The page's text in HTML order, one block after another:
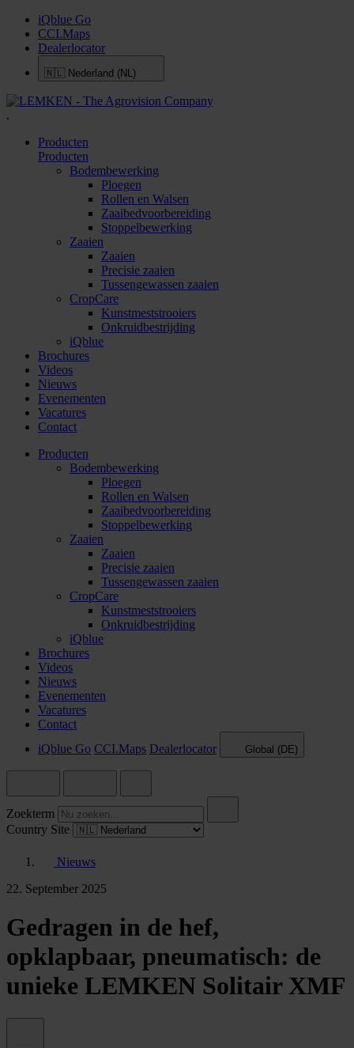
iQblue Go
CCI.Maps
Dealerlocator
🇳🇱 Nederland (NL)
.
Producten
Producten
Bodembewerking
Ploegen
Rollen en Walsen
Zaaibedvoorbereiding
Stoppelbewerking
Zaaien
Zaaien
Precisie zaaien
Tussengewassen zaaien
CropCare
Kunstmeststrooiers
Onkruidbestrijding
iQblue
Brochures
Videos
Nieuws
Evenementen
Vacatures
Contact
Producten
Bodembewerking
Ploegen
Rollen en Walsen
Zaaibedvoorbereiding
Stoppelbewerking
Zaaien
Zaaien
Precisie zaaien
Tussengewassen zaaien
CropCare
Kunstmeststrooiers
Onkruidbestrijding
iQblue
Brochures
Videos
Nieuws
Evenementen
Vacatures
Contact
iQblue Go CCI.Maps Dealerlocator Global (DE)
Zoekterm
Country Site
Nieuws
22. September 2025
Gedragen in de hef,
opklapbaar, pneumatisch: de
unieke LEMKEN Solitair XMF